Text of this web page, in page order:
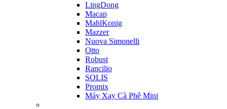
LingDong
Macap
MahlKonig
Mazzer
Nuova Simonelli
Otto
Robust
Rancilio
SOLIS
Promix
Máy Xay Cà Phê Mini